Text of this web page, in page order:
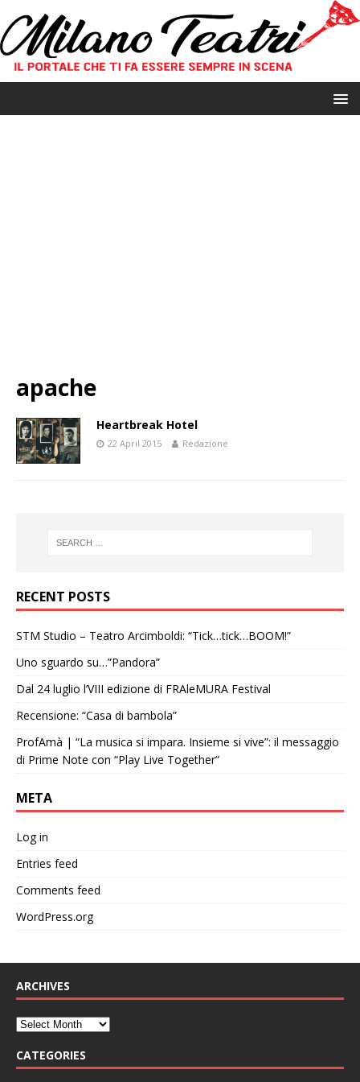
apache
Heartbreak Hotel
22 April 2015 Redazione
RECENT POSTS
STM Studio – Teatro Arcimboldi: “Tick…tick…BOOM!”
Uno sguardo su…”Pandora”
Dal 24 luglio l’VIII edizione di FRAleMURA Festival
Recensione: “Casa di bambola”
ProfAmà | “La musica si impara. Insieme si vive”: il messaggio
di Prime Note con “Play Live Together”
META
Log in
Entries feed
Comments feed
WordPress.org
ARCHIVES
CATEGORIES